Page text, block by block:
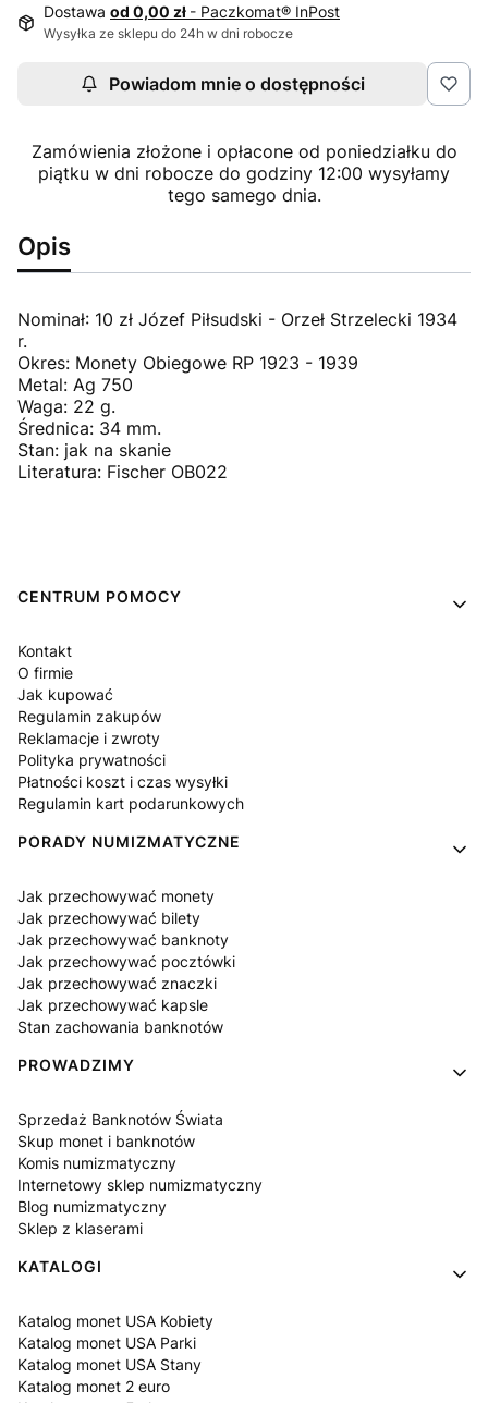
Dostawa od 0,00 zł - Paczkomat® InPost
Wysyłka ze sklepu do 24h w dni robocze
Powiadom mnie o dostępności
Zamówienia złożone i opłacone od poniedziałku do
piątku w dni robocze do godziny 12:00 wysyłamy
tego samego dnia.
Opis
Nominał: 10 zł Józef Piłsudski - Orzeł Strzelecki 1934
r.
Okres: Monety Obiegowe RP 1923 - 1939
Metal: Ag 750
Waga: 22 g.
Średnica: 34 mm.
Stan: jak na skanie
Literatura: Fischer OB022
Linki w stopce
CENTRUM POMOCY
Kontakt
O firmie
Jak kupować
Regulamin zakupów
Reklamacje i zwroty
Polityka prywatności
Płatności koszt i czas wysyłki
Regulamin kart podarunkowych
PORADY NUMIZMATYCZNE
Jak przechowywać monety
Jak przechowywać bilety
Jak przechowywać banknoty
Jak przechowywać pocztówki
Jak przechowywać znaczki
Jak przechowywać kapsle
Stan zachowania banknotów
PROWADZIMY
Sprzedaż Banknotów Świata
Skup monet i banknotów
Komis numizmatyczny
Internetowy sklep numizmatyczny
Blog numizmatyczny
Sklep z klaserami
KATALOGI
Katalog monet USA Kobiety
Katalog monet USA Parki
Katalog monet USA Stany
Katalog monet 2 euro